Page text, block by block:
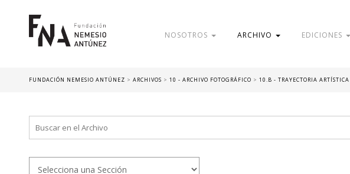
NOSOTROS ARCHIVO EDICIONES
FUNDACIÓN NEMESIO ANTÚNEZ > ARCHIVOS > 10 - ARCHIVO FOTOGRÁFICO > 10.B - TRAYECTORIA ARTÍSTICA